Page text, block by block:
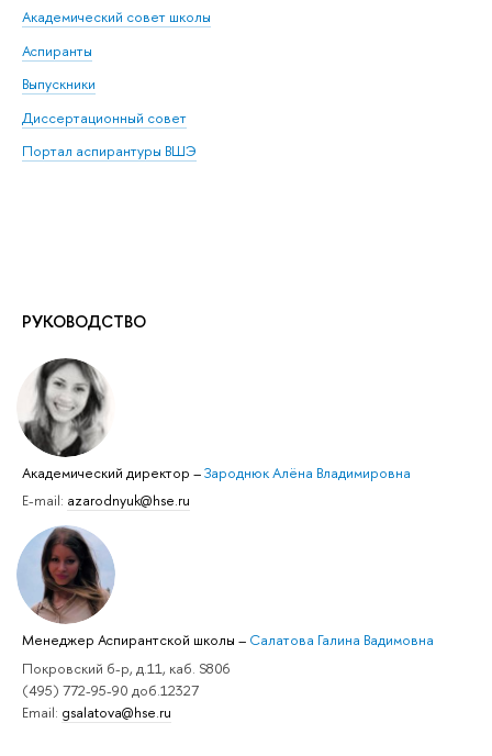
Академический совет школы
Аспиранты
Выпускники
Диссертационный совет
Портал аспирантуры ВШЭ
РУКОВОДСТВО
Академический директор –Зароднюк Алёна Владимировна
E-mail: azarodnyuk@hse.ru
Менеджер Аспирантской школы – Салатова Галина Вадимовна
Покровский б-р, д.11, каб. S806
(495) 772-95-90 доб.12327
Email: gsalatova@hse.ru